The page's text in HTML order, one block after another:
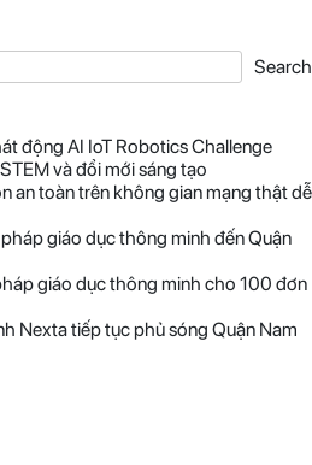
Search
động AI IoT Robotics Challenge
và đổi mới sáng tạo
an toàn trên không gian mạng thật dễ
giáo dục thông minh đến Quận
giáo dục thông minh cho 100 đơn
Nexta tiếp tục phủ sóng Quận Nam